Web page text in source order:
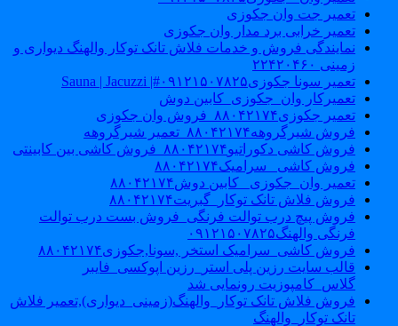
تعمیر جت وان جکوزی
تعمیر خرابی برد مدار وان جکوزی
نمایندگی فروش و خدمات فلاش تانک توکار والهنگ دیواری و
زمینی ۲۲۴۲۰۴۶۰
تعمیر سونا جکوزی۰۹۱۲۱۵۰۷۸۲۵#| Sauna | Jacuzzi
تعمیرکار وان_جکوزی_کابین دوش
تعمیر جکوزی۸۸۰۴۲۱۷۴_فروش وان جکوزی
فروش شیرگروهه۸۸۰۴۲۱۷۴_تعمیر شیرگروهه
فروش کاشی دکوراتیو۸۸۰۴۲۱۷۴_فروش کاشی بین کابینتی
فروش کاشی _سرامیک۸۸۰۴۲۱۷۴
تعمیر وان_جکوزی_ کابین دوش۸۸۰۴۲۱۷۴
فروش فلاش تانک توکار_گبریت۸۸۰۴۲۱۷۴
فروش پیچ درب توالت فرنگی_فروش بست درب توالت
فرنگی والهنگ۰۹۱۲۱۵۰۷۸۲۵
فروش کاشی_سرامیک استخر ,سونا,جکوزی۸۸۰۴۲۱۷۴
قالب سایت رزین پلی استر_رزین اپوکسی_فایبر
گلاس_کامپوزیت رونمایی شد
فروش فلاش تانک توکار_والهنگ(زمینی_دیواری),تعمیر فلاش
تانک توکار_والهنگ